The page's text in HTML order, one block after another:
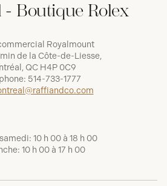
Boutique Rolex
Royalmount
de la Côte-de-Liesse,
QC H4P 0C9
514-733-1777
10 h 00 à 18 h 00
10 h 00 à 17 h 00